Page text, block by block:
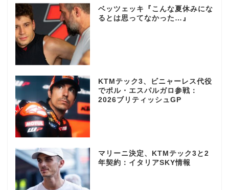
ベッツェッキ『こんな夏休みにな
るとは思ってなかった…』
KTMテック3、ビニャーレス代役
でポル・エスパルガロ参戦：
2026ブリティッシュGP
マリーニ決定、KTMテック3と2
年契約：イタリアSKY情報